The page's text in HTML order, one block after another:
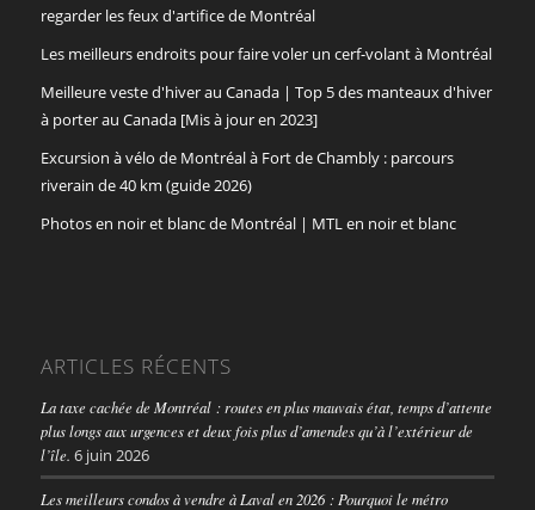
regarder les feux d'artifice de Montréal
Les meilleurs endroits pour faire voler un cerf-volant à Montréal
Meilleure veste d'hiver au Canada | Top 5 des manteaux d'hiver
à porter au Canada [Mis à jour en 2023]
Excursion à vélo de Montréal à Fort de Chambly : parcours
riverain de 40 km (guide 2026)
Photos en noir et blanc de Montréal | MTL en noir et blanc
ARTICLES RÉCENTS
La taxe cachée de Montréal : routes en plus mauvais état, temps d’attente
plus longs aux urgences et deux fois plus d’amendes qu’à l’extérieur de
l’île. 6 juin 2026
Les meilleurs condos à vendre à Laval en 2026 : Pourquoi le métro